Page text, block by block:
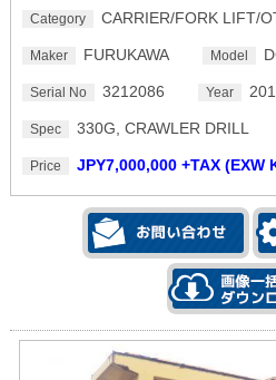
Category CARRIER/FORK LIFT/
Maker FURUKAWA Model
Serial No 3212086 Year
Spec 330G, CRAWLER DRILL
Price JPY7,000,000 +TAX (EXW